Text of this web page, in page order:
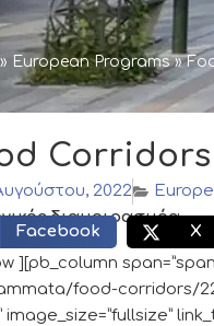
» European Programs»
2022
διαμοιρασμός:
Facebook X
][pb_column
food-corridors/
image_size=”fullsize”